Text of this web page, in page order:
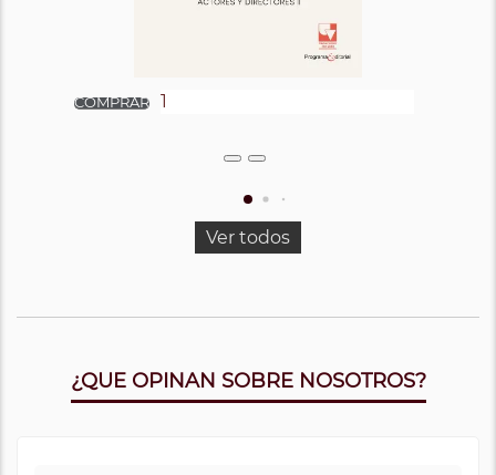
Ver todos
¿QUE OPINAN SOBRE NOSOTROS?